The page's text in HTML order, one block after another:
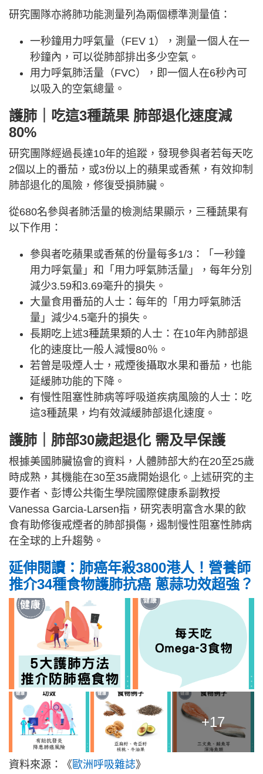
研究團隊亦將肺功能測量列為兩個標準測量值：
一秒鐘用力呼氣量（FEV 1），測量一個人在一
秒鐘內，可以從肺部排出多少空氣。
用力呼氣肺活量（FVC），即一個人在6秒內可
以吸入的空氣總量。
護肺｜吃這3種蔬果 肺部退化速度減
80%
研究團隊經過長達10年的追蹤，發現參與者若每天吃
2個以上的番茄，或3份以上的蘋果或香蕉，有效抑制
肺部退化的風險，修復受損肺臟。
從680名參與者肺活量的檢測結果顯示，三種蔬果有
以下作用：
參與者吃蘋果或香蕉的份量每多1/3：「一秒鐘
用力呼氣量」和「用力呼氣肺活量」，每年分別
減少3.59和3.69毫升的損失。
大量食用番茄的人士：每年的「用力呼氣肺活
量」減少4.5毫升的損失。
長期吃上述3種蔬果類的人士：在10年內肺部退
化的速度比一般人減慢80％。
若曾是吸煙人士，戒煙後攝取水果和番茄，也能
延緩肺功能的下降。
有慢性阻塞性肺病等呼吸道疾病風險的人士：吃
這3種蔬果，均有效減緩肺部退化速度。
護肺｜肺部30歲起退化 需及早保護
根據美國肺臟協會的資料，人體肺部大約在20至25歲
時成熟，其機能在30至35歲開始退化。上述研究的主
要作者、彭博公共衞生學院國際健康系副教授
Vanessa Garcia-Larsen指，研究表明富含水果的飲
食有助修復戒煙者的肺部損傷，遏制慢性阻塞性肺病
在全球的上升趨勢。
延伸閱讀：肺癌年殺3800港人！營養師
推介34種食物護肺抗癌 蔥蒜功效超強？
+17
資料來源：《歐洲呼吸雜誌》